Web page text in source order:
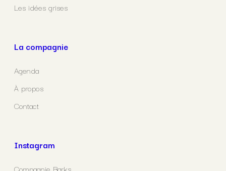
Les idées grises
La compagnie
Agenda
À propos
Contact
Instagram
Compagnie Barks